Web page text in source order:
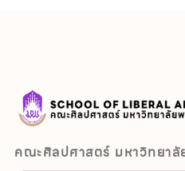
คณะศิลปศาสตร์ มหาวิทยาลั